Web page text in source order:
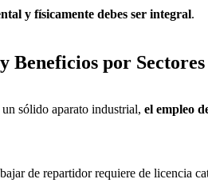
y físicamente debes ser integral.
Beneficios por Sectores
sólido aparato industrial, el empleo
de repartidor requiere de licencia